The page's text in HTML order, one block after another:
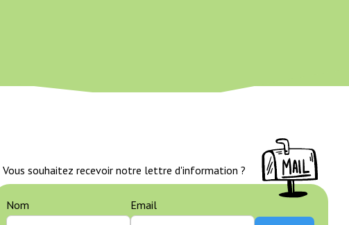
Vous souhaitez recevoir notre lettre d'information ?
Nom Email